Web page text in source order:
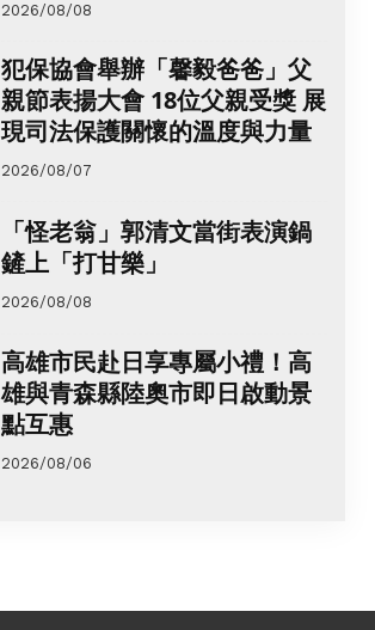
2026/08/08
犯保協會舉辦「馨毅爸爸」父
親節表揚大會 18位父親受獎 展
現司法保護關懷的溫度與力量
2026/08/07
「怪老翁」郭清文當街表演鍋
鏟上「打甘樂」
2026/08/08
高雄市民赴日享專屬小禮！高
雄與青森縣陸奧市即日啟動景
點互惠
2026/08/06